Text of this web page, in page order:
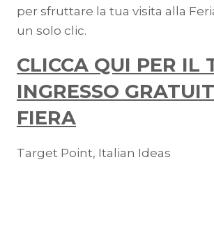
per sfruttare la tua visita alla
un solo clic.
CLICCA QUI PER IL
INGRESSO
FIERA
Target Point, Italian Ideas